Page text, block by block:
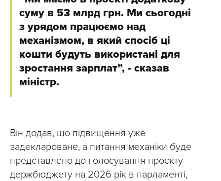
суму в 53 млрд грн. Ми сьогодні
з урядом працюємо над
механізмом, в який спосіб ці
кошти будуть використані для
зростання зарплат”, - сказав
міністр.
Він додав, що підвищення уже
задеклароване, а питання механіки буде
представлено до голосування проєкту
держбюджету на 2026 рік в парламенті,